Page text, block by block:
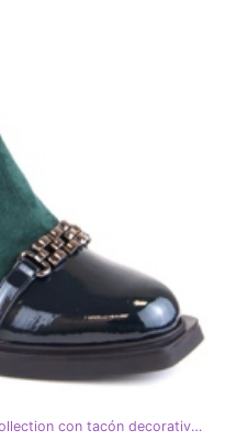
Botines D&amp;A S.Barski Premium Collection con tacón decorativo W OLI231B verde